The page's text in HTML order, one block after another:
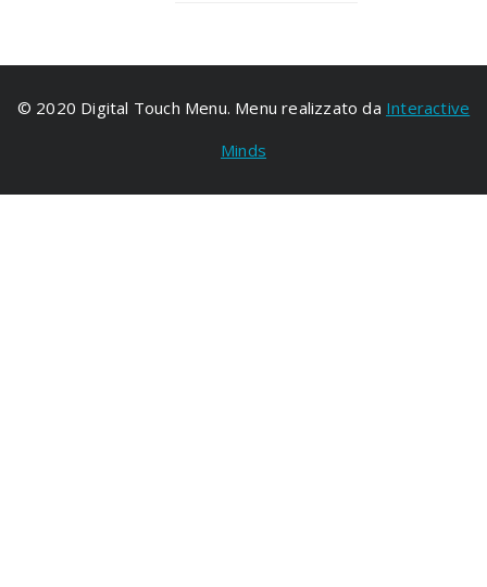
© 2020 Digital Touch Menu. Menu realizzato da Interactive
Minds